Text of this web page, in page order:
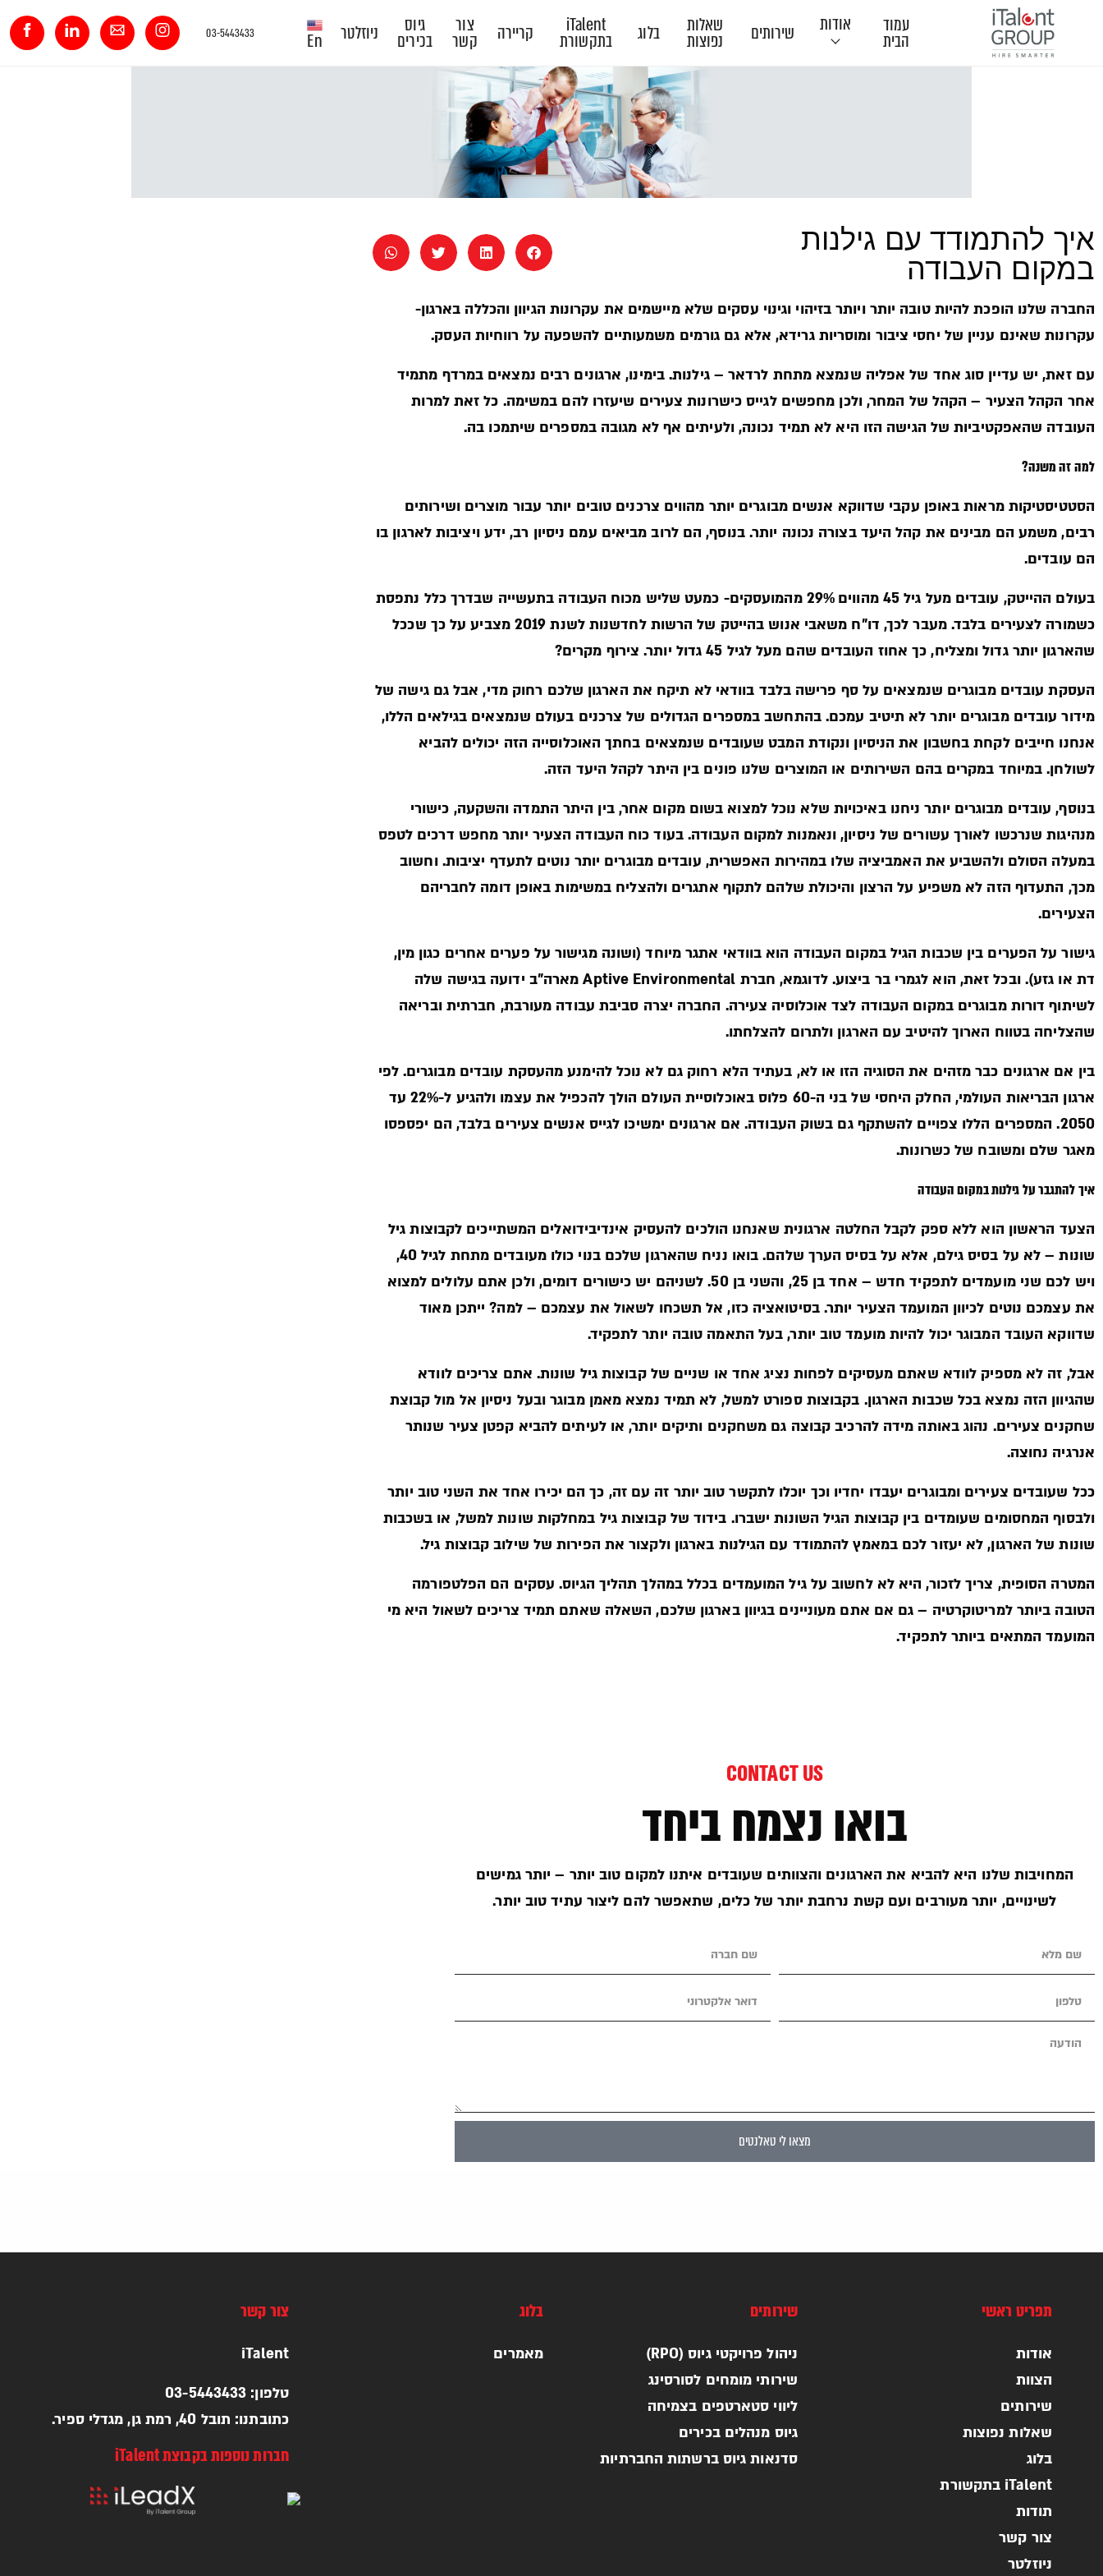
עמוד
הבית
אודות שירותים שאלות
נפוצות בלוג iTalent
בתקשורת קריירה צור
קשר
גיוס
בכירים ניוזלטר En
03-5443433
איך להתמודד עם גילנות
במקום העבודה
החברה שלנו הופכת להיות טובה יותר ויותר בזיהוי וגינוי עסקים שלא מיישמים את עקרונות הגיוון והכללה בארגון-
עקרונות שאינם עניין של יחסי ציבור ומוסריות גרידא, אלא גם גורמים משמעותיים להשפעה על רווחיות העסק.
עם זאת, יש עדיין סוג אחד של אפליה שנמצא מתחת לרדאר – גילנות. בימינו, ארגונים רבים נמצאים במרדף מתמיד
אחר הקהל הצעיר – הקהל של המחר, ולכן מחפשים לגייס כישרונות צעירים שיעזרו להם במשימה. כל זאת למרות
העובדה שהאפקטיביות של הגישה הזו היא לא תמיד נכונה, ולעיתים אף לא מגובה במספרים שיתמכו בה.
למה זה משנה?
הסטטיסטיקות מראות באופן עקבי שדווקא אנשים מבוגרים יותר מהווים צרכנים טובים יותר עבור מוצרים ושירותים
רבים, משמע הם מבינים את קהל היעד בצורה נכונה יותר. בנוסף, הם לרוב מביאים עמם ניסיון רב, ידע ויציבות לארגון בו
הם עובדים.
בעולם ההייטק, עובדים מעל גיל 45 מהווים 29% מהמועסקים- כמעט שליש מכוח העבודה בתעשייה שבדרך כלל נתפסת
כשמורה לצעירים בלבד. מעבר לכך, דו"ח משאבי אנוש בהייטק של הרשות לחדשנות לשנת 2019 מצביע על כך שככל
שהארגון יותר גדול ומצליח, כך אחוז העובדים שהם מעל לגיל 45 גדול יותר. צירוף מקרים?
העסקת עובדים מבוגרים שנמצאים על סף פרישה בלבד בוודאי לא תיקח את הארגון שלכם רחוק מדי, אבל גם גישה של
מידור עובדים מבוגרים יותר לא תיטיב עמכם. בהתחשב במספרים הגדולים של צרכנים בעולם שנמצאים בגילאים הללו,
אנחנו חייבים לקחת בחשבון את הניסיון ונקודת המבט שעובדים שנמצאים בחתך האוכלוסייה הזה יכולים להביא
לשולחן. במיוחד במקרים בהם השירותים או המוצרים שלנו פונים בין היתר לקהל היעד הזה.
בנוסף, עובדים מבוגרים יותר ניחנו באיכויות שלא נוכל למצוא בשום מקום אחר, בין היתר התמדה והשקעה, כישורי
מנהיגות שנרכשו לאורך עשורים של ניסיון, ונאמנות למקום העבודה. בעוד כוח העבודה הצעיר יותר מחפש דרכים לטפס
במעלה הסולם ולהשביע את האמביציה שלו במהירות האפשרית, עובדים מבוגרים יותר נוטים לתעדף יציבות. וחשוב
מכך, התעדוף הזה לא משפיע על הרצון והיכולת שלהם לתקוף אתגרים ולהצליח במשימות באופן דומה לחבריהם
הצעירים.
גישור על הפערים בין שכבות הגיל במקום העבודה הוא בוודאי אתגר מיוחד (ושונה מגישור על פערים אחרים כגון מין,
דת או גזע). ובכל זאת, הוא לגמרי בר ביצוע. לדוגמא, חברת Aptive Environmental מארה"ב ידועה בגישה שלה
לשיתוף דורות מבוגרים במקום העבודה לצד אוכלוסיה צעירה. החברה יצרה סביבת עבודה מעורבת, חברתית ובריאה
שהצליחה בטווח הארוך להיטיב עם הארגון ולתרום להצלחתו.
בין אם ארגונים כבר מזהים את הסוגיה הזו או לא, בעתיד הלא רחוק גם לא נוכל להימנע מהעסקת עובדים מבוגרים. לפי
ארגון הבריאות העולמי, החלק היחסי של בני ה-60 פלוס באוכלוסיית העולם הולך להכפיל את עצמו ולהגיע ל-22% עד
2050. המספרים הללו צפויים להשתקף גם בשוק העבודה. אם ארגונים ימשיכו לגייס אנשים צעירים בלבד, הם יפספסו
מאגר שלם ומשובח של כשרונות.
איך להתגבר על גילנות במקום העבודה
הצעד הראשון הוא ללא ספק לקבל החלטה ארגונית שאנחנו הולכים להעסיק אינדיבידואלים המשתייכים לקבוצות גיל
שונות – לא על בסיס גילם, אלא על בסיס הערך שלהם. בואו נניח שהארגון שלכם בנוי כולו מעובדים מתחת לגיל 40,
ויש לכם שני מועמדים לתפקיד חדש – אחד בן 25, והשני בן 50. לשניהם יש כישורים דומים, ולכן אתם עלולים למצוא
את עצמכם נוטים לכיוון המועמד הצעיר יותר. בסיטואציה כזו, אל תשכחו לשאול את עצמכם – למה? ייתכן מאוד
שדווקא העובד המבוגר יכול להיות מועמד טוב יותר, בעל התאמה טובה יותר לתפקיד.
אבל, זה לא מספיק לוודא שאתם מעסיקים לפחות נציג אחד או שניים של קבוצות גיל שונות. אתם צריכים לוודא
שהגיוון הזה נמצא בכל שכבות הארגון. בקבוצות ספורט למשל, לא תמיד נמצא מאמן מבוגר ובעל ניסיון אל מול קבוצת
שחקנים צעירים. נהוג באותה מידה להרכיב קבוצה גם משחקנים ותיקים יותר, או לעיתים להביא קפטן צעיר שנותר
אנרגיה נחוצה.
ככל שעובדים צעירים ומבוגרים יעבדו יחדיו וכך יוכלו לתקשר טוב יותר זה עם זה, כך הם יכירו אחד את השני טוב יותר
ולבסוף המחסומים שעומדים בין קבוצות הגיל השונות ישברו. בידוד של קבוצות גיל במחלקות שונות למשל, או בשכבות
שונות של הארגון, לא יעזור לכם במאמץ להתמודד עם הגילנות בארגון ולקצור את הפירות של שילוב קבוצות גיל.
המטרה הסופית, צריך לזכור, היא לא לחשוב על גיל המועמדים בכלל במהלך תהליך הגיוס. עסקים הם הפלטפורמה
הטובה ביותר למריטוקרטיה – גם אם אתם מעוניינים בגיוון בארגון שלכם, השאלה שאתם תמיד צריכים לשאול היא מי
המועמד המתאים ביותר לתפקיד.
CONTACT US
בואו נצמח ביחד
המחויבות שלנו היא להביא את הארגונים והצוותים שעובדים איתנו למקום טוב יותר – יותר גמישים
לשינויים, יותר מעורבים ועם קשת נרחבת יותר של כלים, שתאפשר להם ליצור עתיד טוב יותר.
מצאו לי טאלנטים
תפריט ראשי
אודות
הצוות
שירותים
שאלות נפוצות
בלוג
iTalent בתקשורת
תודות
צור קשר
ניוזלטר
שירותים
ניהול פרויקטי גיוס (RPO)
שירותי מומחים לסורסינג
ליווי סטארטפים בצמיחה
גיוס מנהלים בכירים
סדנאות גיוס ברשתות החברתיות
בלוג
מאמרים
צור קשר
iTalent
טלפון: 03-5443433
כתובתנו: תובל 40, רמת גן, מגדלי ספיר.
חברות נוספות בקבוצת iTalent